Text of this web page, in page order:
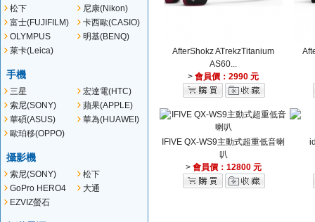
松下
(Panasonic)
尼康(Nikon)
富士(FUJIFILM)
卡西歐(CASIO)
OLYMPUS
明基(BENQ)
萊卡(Leica)
手機
三星
(SAMSUNG)
宏達電(HTC)
索尼(SONY)
蘋果(APPLE)
華碩(ASUS)
華為(HUAWEI)
歐珀移(OPPO)
攝影機
索尼(SONY)
松下
(Panasonic)
GoPro HERO4
大通
EZVIZ螢石
AfterShokz ATrekzTitanium
AS60...
>會員價：2990 元
IFIVE QX-WS9主動式超重低音喇
叭
> 會員價：12800 元